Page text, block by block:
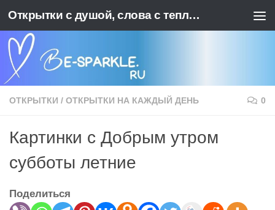
Перейти к содержимому Открытки с душой, слова с теплотой. BE-SPARKLE - Ваш источник позитива
ОТКРЫТКИ / ОТКРЫТКИ НА КАЖДЫЙ ДЕНЬ 0
Картинки с Добрым утром
субботы летние
Поделиться